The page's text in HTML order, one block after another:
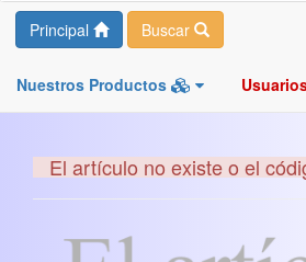
Principal Buscar
Nuestros Productos
El artículo no existe o el